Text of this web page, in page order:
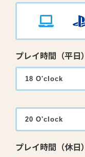
プレイ時間（平日）
プレイ時間（休日）